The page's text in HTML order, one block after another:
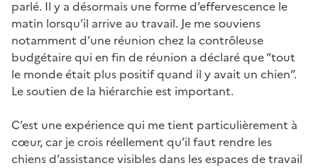
parlé. Il y a désormais une forme d’effervescence le
matin lorsqu’il arrive au travail. Je me souviens
notamment d’une réunion chez la contrôleuse
budgétaire qui en fin de réunion a déclaré que “tout
le monde était plus positif quand il y avait un chien”.
Le soutien de la hiérarchie est important.
C’est une expérience qui me tient particulièrement à
cœur, car je crois réellement qu’il faut rendre les
chiens d’assistance visibles dans les espaces de travail